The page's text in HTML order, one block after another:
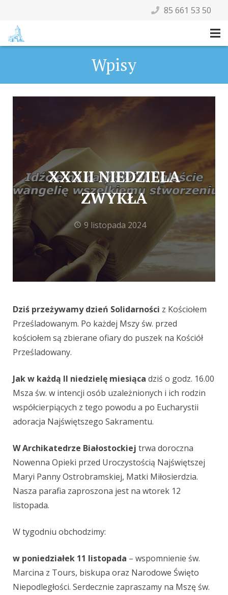
85 661 53 50
Wpisy
XXXII NIEDZIELA
ZWYKŁA
9 listopada 2024
Dziś przeżywamy dzień Solidarności z Kościołem
Prześladowanym. Po każdej Mszy św. przed
kościołem są zbierane ofiary do puszek na Kościół
Prześladowany.
Jak w każdą II niedzielę miesiąca dziś o godz. 16.00
Msza św. w intencji osób uzależnionych i ich rodzin
współcierpiących z tego powodu a po Eucharystii
adoracja Najświętszego Sakramentu.
W Archikatedrze Białostockiej trwa doroczna
Nowenna Opieki przed Uroczystością Najświętszej
Maryi Panny Ostrobramskiej, Matki Miłosierdzia.
Nasza parafia zaproszona jest na wtorek 12
listopada.
W tygodniu obchodzimy:
w poniedziałek 11 listopada – wspomnienie św.
Marcina z Tours, biskupa oraz Narodowe Święto
Niepodległości. Serdecznie zapraszamy na Mszę św.